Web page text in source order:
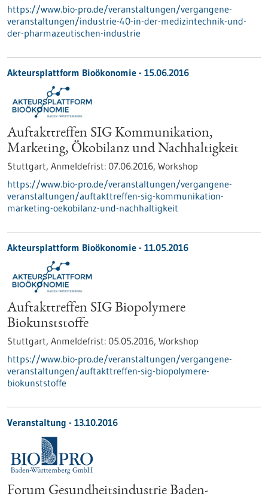
https://www.bio-pro.de/veranstaltungen/vergangene-
veranstaltungen/industrie-40-in-der-medizintechnik-und-
der-pharmazeutischen-industrie
Akteursplattform Bioökonomie - 15.06.2016
Auftakttreffen SIG Kommunikation,
Marketing, Ökobilanz und Nachhaltigkeit
Stuttgart, Anmeldefrist: 07.06.2016, Workshop
https://www.bio-pro.de/veranstaltungen/vergangene-
veranstaltungen/auftakttreffen-sig-kommunikation-
marketing-oekobilanz-und-nachhaltigkeit
Akteursplattform Bioökonomie - 11.05.2016
Auftakttreffen SIG Biopolymere
Biokunststoffe
Stuttgart, Anmeldefrist: 05.05.2016, Workshop
https://www.bio-pro.de/veranstaltungen/vergangene-
veranstaltungen/auftakttreffen-sig-biopolymere-
biokunststoffe
Veranstaltung - 13.10.2016
Forum Gesundheitsindustrie Baden-